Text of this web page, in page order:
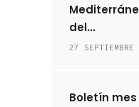
del...
27 SEPTIEMBRE
Boletín